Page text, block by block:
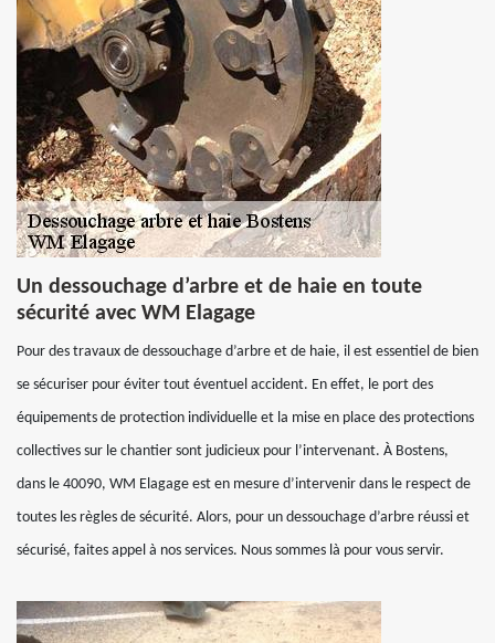
Un dessouchage d’arbre et de haie en toute
sécurité avec WM Elagage
Pour des travaux de dessouchage d’arbre et de haie, il est essentiel de bien
se sécuriser pour éviter tout éventuel accident. En effet, le port des
équipements de protection individuelle et la mise en place des protections
collectives sur le chantier sont judicieux pour l’intervenant. À Bostens,
dans le 40090, WM Elagage est en mesure d’intervenir dans le respect de
toutes les règles de sécurité. Alors, pour un dessouchage d’arbre réussi et
sécurisé, faites appel à nos services. Nous sommes là pour vous servir.